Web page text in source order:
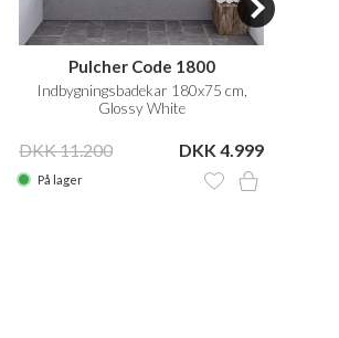
Pulcher Code 1800
Indbygningsbadekar 180x75 cm,
Glossy White
DKK 11.200 DKK 4.999
På lager